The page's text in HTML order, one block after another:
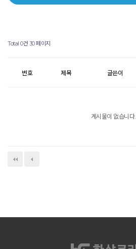
Total 0건 30 페이지
번호 제목 글쓴이
게시물이 없습니다.